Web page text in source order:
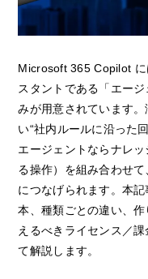
Microsoft 365 Copilot
スタントである「エー
みが用意されています
い“社内ルールに沿った
エージェントならナレ
る操作）を組み合わせ
につなげられます。本
本、種類ごとの違い、
えるべきライセンス／
て解説します。